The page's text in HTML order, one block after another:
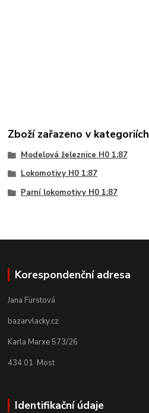
Zboží zařazeno v kategoriích
Modelová železnice H0 1:87
Lokomotivy H0 1:87
Parní lokomotivy H0 1:87
Korespondenční adresa
Jana Fürstová
bazarvlacky.cz
Karla Marxe 573/26
434 01 Most
Identifikační údaje